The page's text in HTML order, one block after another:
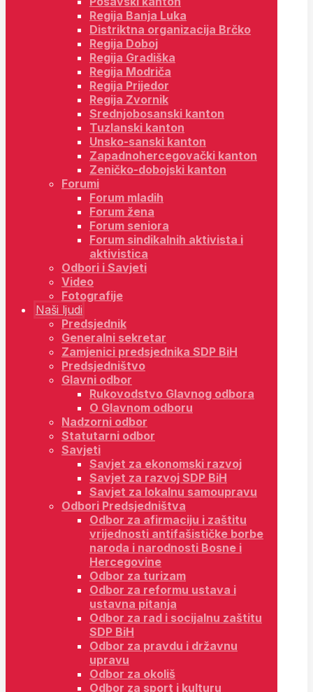
Regija Banja Luka
Distriktna organizacija Brčko
Regija Doboj
Regija Gradiška
Regija Modriča
Regija Prijedor
Regija Zvornik
Srednjobosanski kanton
Tuzlanski kanton
Unsko-sanski kanton
Zapadnohercegovački kanton
Zeničko-dobojski kanton
Forumi
Forum mladih
Forum žena
Forum seniora
Forum sindikalnih aktivista i
aktivistica
Odbori i Savjeti
Video
Fotografije
Naši ljudi
Predsjednik
Generalni sekretar
Zamjenici predsjednika SDP BiH
Predsjedništvo
Glavni odbor
Rukovodstvo Glavnog odbora
O Glavnom odboru
Nadzorni odbor
Statutarni odbor
Savjeti
Savjet za ekonomski razvoj
Savjet za razvoj SDP BiH
Savjet za lokalnu samoupravu
Odbori Predsjedništva
Odbor za afirmaciju i zaštitu
vrijednosti antifašističke borbe
naroda i narodnosti Bosne i
Hercegovine
Odbor za turizam
Odbor za reformu ustava i
ustavna pitanja
Odbor za rad i socijalnu zaštitu
SDP BiH
Odbor za pravdu i državnu
upravu
Odbor za okoliš
Odbor za sport i kulturu